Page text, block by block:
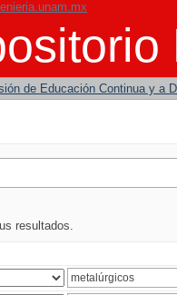
de Educación Continua y a
resultados.